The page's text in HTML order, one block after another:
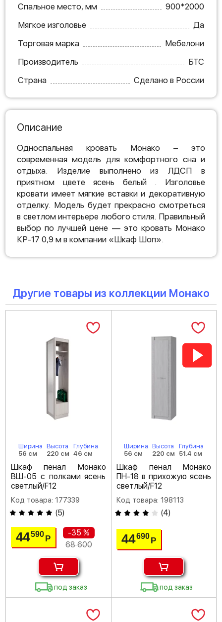
Спальное место, мм
900*2000
Мягкое изголовье
Да
Торговая марка
Мебелони
Производитель
БТС
Страна
Сделано в России
Описание
Односпальная кровать Монако – это
современная модель для комфортного сна и
отдыха. Изделие выполнено из ЛДСП в
приятном цвете ясень белый . Изголовье
кровати имеет мягкие вставки и декоративную
отделку. Модель будет прекрасно смотреться
в светлом интерьере любого стиля. Правильный
выбор по лучшей цене — это кровать Монако
КР-17 0,9 м в компании «Шкаф Шоп».
Другие товары из коллекции Монако
Ширина
56 см
Высота
220 см
Глубина
46 см
Шкаф пенал Монако
ВШ-05 с полками ясень
светлый/F12
Код товара: 177339
(5)
44590Р
-35 %
68 600
под заказ
Ширина
56 см
Высота
220 см
Глубина
51.4 см
Шкаф пенал Монако
ПН-18 в прихожую ясень
светлый/F12
Код товара: 198113
(4)
44690 Р
под заказ